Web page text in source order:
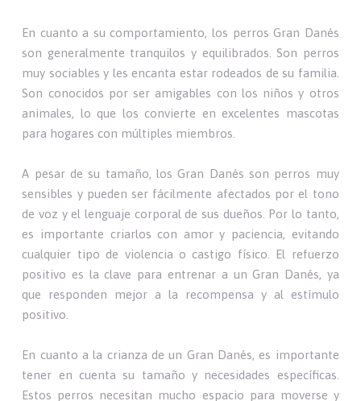
En cuanto a su comportamiento, los perros Gran Danés
son generalmente tranquilos y equilibrados. Son perros
muy sociables y les encanta estar rodeados de su familia.
Son conocidos por ser amigables con los niños y otros
animales, lo que los convierte en excelentes mascotas
para hogares con múltiples miembros.
A pesar de su tamaño, los Gran Danés son perros muy
sensibles y pueden ser fácilmente afectados por el tono
de voz y el lenguaje corporal de sus dueños. Por lo tanto,
es importante criarlos con amor y paciencia, evitando
cualquier tipo de violencia o castigo físico. El refuerzo
positivo es la clave para entrenar a un Gran Danés, ya
que responden mejor a la recompensa y al estímulo
positivo.
En cuanto a la crianza de un Gran Danés, es importante
tener en cuenta su tamaño y necesidades específicas.
Estos perros necesitan mucho espacio para moverse y